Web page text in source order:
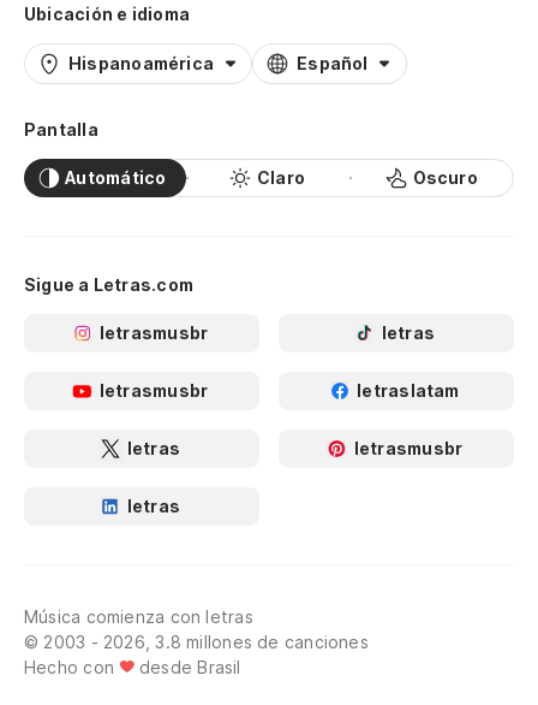
Ubicación e idioma
Hispanoamérica Español
Pantalla
Automático Claro Oscuro
Sigue a Letras.com
letrasmusbr letras
letrasmusbr letraslatam
letras letrasmusbr
letras
Música comienza con letras
© 2003 - 2026, 3.8 millones de canciones
Hecho con
desde Brasil